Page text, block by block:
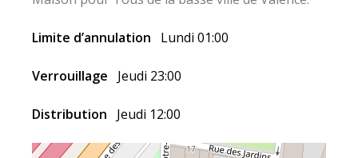
Cocagne
Limite d’annulation Lundi 01:00
Verrouillage Jeudi 23:00
Distribution Jeudi 12:00